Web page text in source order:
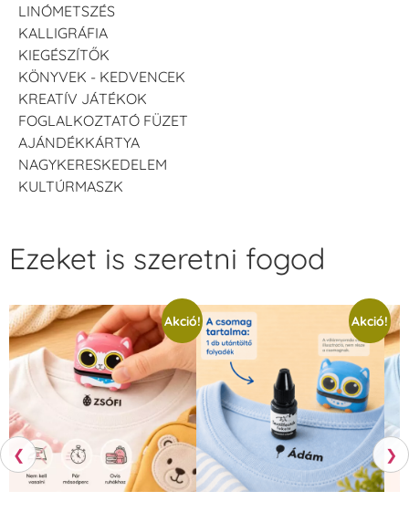
LINÓMETSZÉS
KALLIGRÁFIA
KIEGÉSZÍTŐK
KÖNYVEK - KEDVENCEK
KREATÍV JÁTÉKOK
FOGLALKOZTATÓ FÜZET
AJÁNDÉKKÁRTYA
NAGYKERESKEDELEM
KULTÚRMASZK
❮
Ezeket is szeretni fogod
Akció! Akció!
❯